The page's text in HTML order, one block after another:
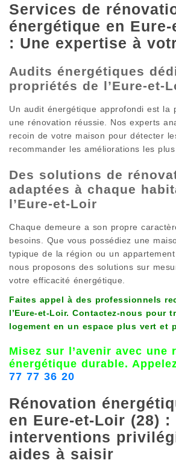
Services de
énergétique en
: Une expertise à
Audits énergétiques
propriétés de l’Eure-et-
Un audit énergétique approfondi est la
une rénovation réussie. Nos experts
recoin de votre maison pour détecter
recommander les améliorations les plus
Des solutions de
adaptées à chaque
l’Eure-et-Loir
Chaque demeure a son propre
besoins. Que vous possédiez une
typique de la région ou un appartement
nous proposons des solutions sur
votre efficacité énergétique.
Faites appel à des professionnels
l’Eure-et-Loir. Contactez-nous pour
logement en un espace plus vert et
Misez sur l’avenir avec une
énergétique durable.
77 77 36 20
Rénovation
en Eure-et-Loir (28) :
interventions
aides à saisir